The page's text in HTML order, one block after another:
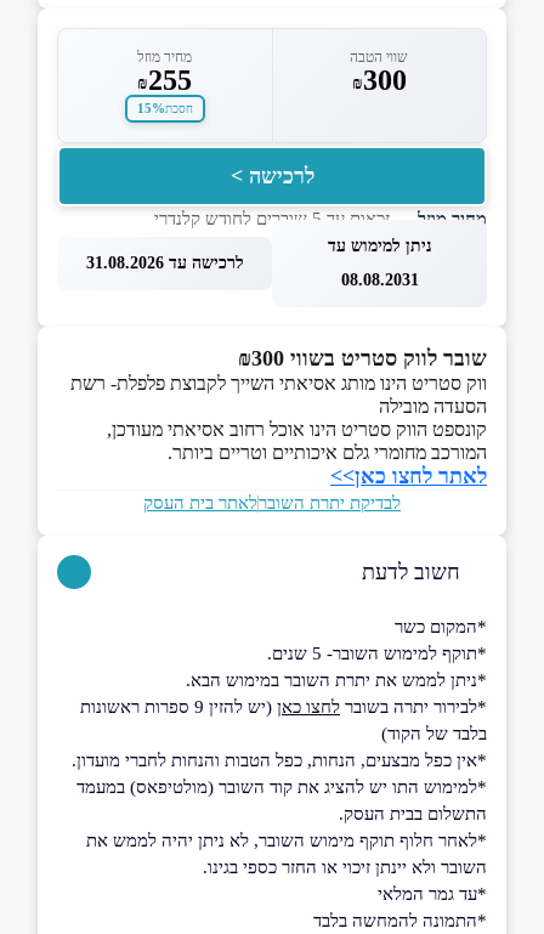
שווי הטבה
₪300
מחיר מוזל
₪255
חסכת15%
לרכישה >
מחיר מוזל— זכאות עד 5 שוברים לחודש קלנדרי
ניתן למימוש עד
08.08.2031
לרכישה עד 31.08.2026
שובר לווק סטריט בשווי ₪300
ווק סטריט הינו מותג אסיאתי השייך לקבוצת פלפלת- רשת
הסעדה מובילה
קונספט הווק סטריט הינו אוכל רחוב אסיאתי מעודכן,
המורכב מחומרי גלם איכותיים וטריים ביותר.
לאתר לחצו כאן>>
לבדיקת יתרת השוברלאתר בית העסק
חשוב לדעת
*המקום כשר
*תוקף למימוש השובר- 5 שנים.
*ניתן לממש את יתרת השובר במימוש הבא.
*לבירור יתרה בשובר לחצו כאן
(יש להזין 9 ספרות ראשונות
בלבד של הקוד)
*אין כפל מבצעים, הנחות, כפל הטבות והנחות לחברי מועדון.
*למימוש התו יש להציג את קוד השובר (מולטיפאס) במעמד
התשלום בבית העסק.
*לאחר חלוף תוקף מימוש השובר, לא ניתן יהיה לממש את
השובר ולא יינתן זיכוי או החזר כספי בגינו.
*עד גמר המלאי
*התמונה להמחשה בלבד